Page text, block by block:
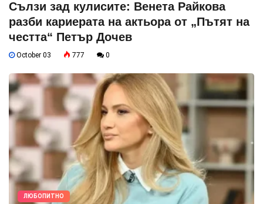
Сълзи зад кулисите: Венета Райкова
разби кариерата на актьора от „Пътят на
честта“ Петър Дочев
October 03 777 0
ЛЮБОПИТНО